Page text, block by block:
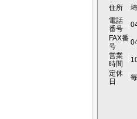
住所
電話
番号
FAX番
号
営業
時間
定休
日